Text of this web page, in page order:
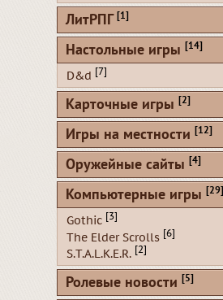
ЛитРПГ [1]
Настольные игры [14]
D&d [7]
Карточные игры [2]
Игры на местности [12]
Оружейные сайты [4]
Компьютерные игры [29]
Gothic [3]
The Elder Scrolls [6]
S.T.A.L.K.E.R. [2]
Ролевые новости [5]